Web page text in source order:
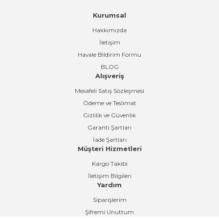
Kurumsal
Hakkımızda
İletişim
Havale Bildirim Formu
BLOG
Alışveriş
Mesafeli Satış Sözleşmesi
Ödeme ve Teslimat
Gizlilik ve Güvenlik
Garanti Şartları
İade Şartları
Müşteri Hizmetleri
Kargo Takibi
İletişim Bilgileri
Yardım
Siparişlerim
Şifremi Unuttum